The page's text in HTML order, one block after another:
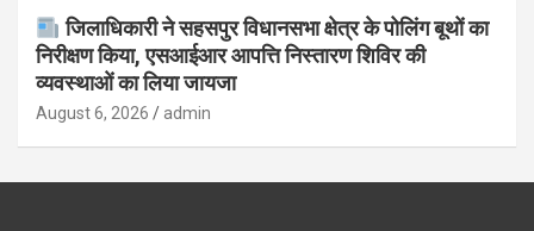
जिलाधिकारी ने सहसपुर विधानसभा क्षेत्र के पोलिंग बूथों का
निरीक्षण किया, एसआईआर आपत्ति निस्तारण शिविर की
व्यवस्थाओं का लिया जायजा
August 6, 2026 admin